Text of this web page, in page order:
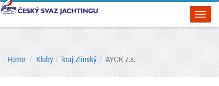
Home Kluby kraj Zlínský AYCK z.s.